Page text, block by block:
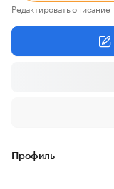
Редактировать описание
Профиль